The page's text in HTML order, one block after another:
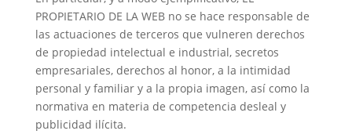
PROPIETARIO DE LA WEB no se hace responsable de
las actuaciones de terceros que vulneren derechos
de propiedad intelectual e industrial, secretos
empresariales, derechos al honor, a la intimidad
personal y familiar y a la propia imagen, así como la
normativa en materia de competencia desleal y
publicidad ilícita.